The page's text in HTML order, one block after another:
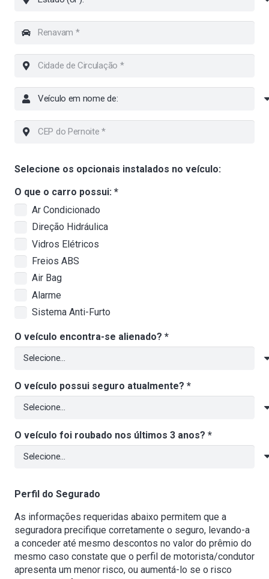
Selecione os opcionais instalados no veículo:
O que o carro possui: *
Ar Condicionado
Direção Hidráulica
Vidros Elétricos
Freios ABS
Air Bag
Alarme
Sistema Anti-Furto
O veículo encontra-se alienado? *
O veículo possui seguro atualmente? *
O veículo foi roubado nos últimos 3 anos? *
Perfil do Segurado
As informações requeridas abaixo permitem que a
seguradora precifique corretamente o seguro, levando-a
a conceder até mesmo descontos no valor do prêmio do
mesmo caso constate que o perfil de motorista/condutor
apresenta um menor risco, ou aumentá-lo se o risco